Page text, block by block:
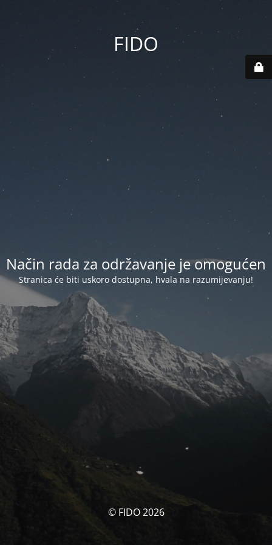
FIDO
Način rada za održavanje je omogućen
Stranica će biti uskoro dostupna, hvala na razumijevanju!
© FIDO 2026